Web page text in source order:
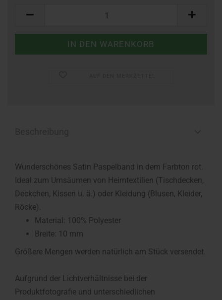
Wunderschönes Satin Paspelband in dem Farbton rot.
Ideal zum Umsäumen von Heimtextilien (Tischdecken,
Deckchen, Kissen u. ä.) oder Kleidung (Blusen, Kleider,
Röcke).
Material: 100% Polyester
Breite: 10 mm
Größere Mengen werden natürlich am Stück versendet.
Aufgrund der Lichtverhältnisse bei der
Produktfotografie und unterschiedlichen